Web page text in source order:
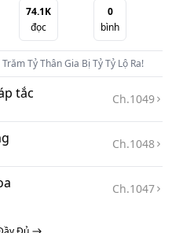
dân tệ 100000000 】
nhị tỷ tự mình mớm
thần cấp châm cứu kỹ
một chỗ rèn luyện,
toàn diện tăng cường 】
trình tứ tỷ mở ra trực tiếp,
thanh tú mặt. 】
74.1K
đọc
0
bình
Tỷ Thân Gia Bị Tỷ Tỷ Lộ Ra!
tắc Ch.1049
Ch.1048
Ch.1047